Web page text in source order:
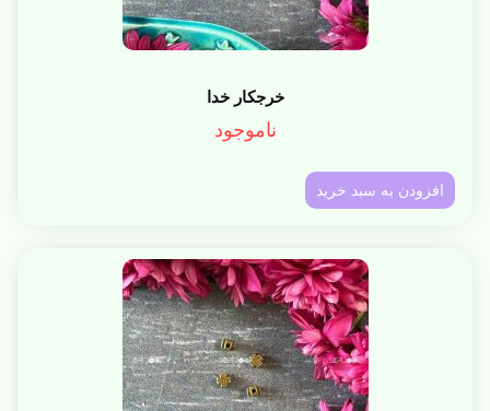
خرجکار خدا
ناموجود
افزودن به سبد خرید